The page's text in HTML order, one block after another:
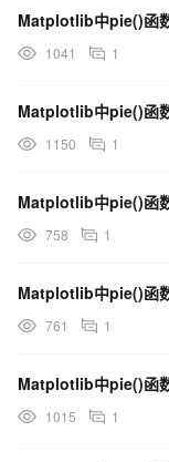
Matplotlib中pie()函
1041 1
Matplotlib中pie()函
1150 1
Matplotlib中pie()函
758 1
Matplotlib中pie()函
761 1
Matplotlib中pie()函
1015 1